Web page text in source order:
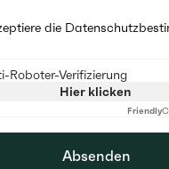
die
Roboter-Verifizierung
Hier klicken
Friendly
Absenden